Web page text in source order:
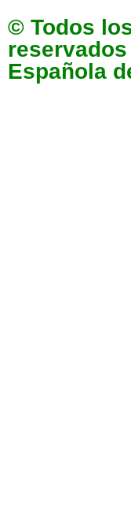
© Todos
Española